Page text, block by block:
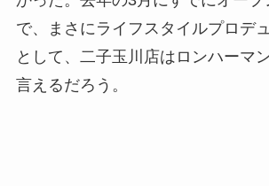
で、まさにライフスタイルプロデ
として、二子玉川店はロンハーマ
言えるだろう。